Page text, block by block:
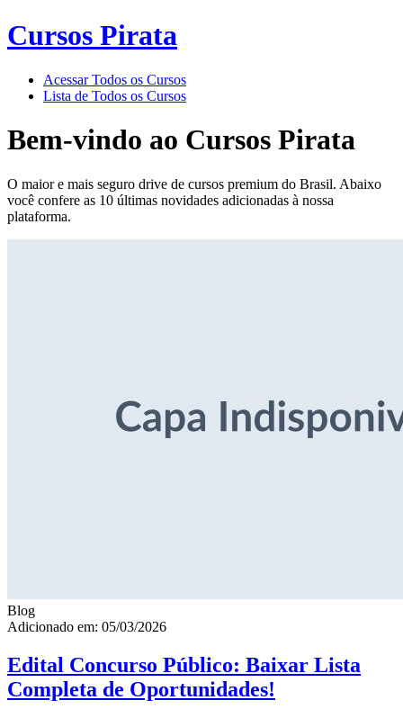
Cursos Pirata
Acessar Todos os Cursos
Lista de Todos os Cursos
Bem-vindo ao Cursos Pirata
O maior e mais seguro drive de cursos premium do Brasil. Abaixo
você confere as 10 últimas novidades adicionadas à nossa
plataforma.
Blog
Adicionado em: 05/03/2026
Edital Concurso Público: Baixar Lista
Completa de Oportunidades!